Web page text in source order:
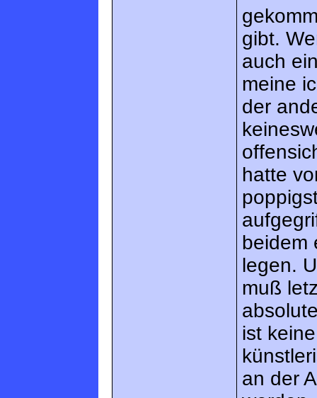
gibt.
auch
meine
der
hatte
beidem
legen.
muß
ist
an der